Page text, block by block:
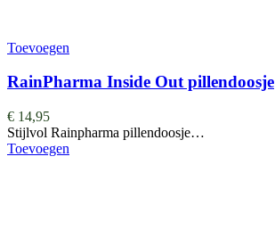
Toevoegen
RainPharma Inside Out pillendoosje
€ 14,95
Stijlvol Rainpharma pillendoosje…
Toevoegen